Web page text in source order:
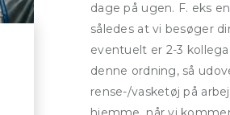
dage på ugen. F. eks
således at vi besøger
eventuelt er 2-3
denne ordning, så
rense-/vasketøj på